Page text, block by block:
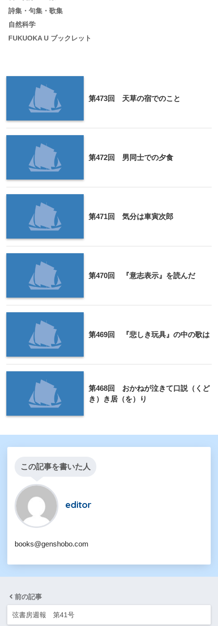
詩集・句集・歌集
自然科学
FUKUOKA U ブックレット
第473回 天草の宿でのこと
第472回 男同士での夕食
第471回 気分は車寅次郎
第470回 『意志表示』を読んだ
第469回 『悲しき玩具』の中の歌は
第468回 おかねが泣きて口説（くど
き）き居（を）り
この記事を書いた人
editor
books@genshobo.com
前の記事
弦書房週報 第41号